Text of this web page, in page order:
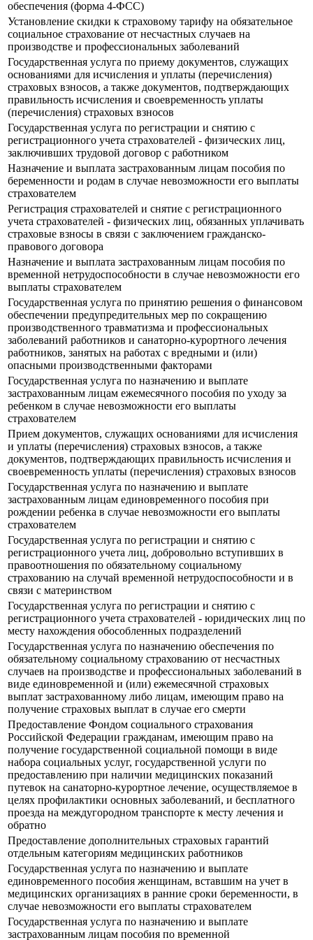
обеспечения (форма 4-ФСС)
Установление скидки к страховому тарифу на обязательное
социальное страхование от несчастных случаев на
производстве и профессиональных заболеваний
Государственная услуга по приему документов, служащих
основаниями для исчисления и уплаты (перечисления)
страховых взносов, а также документов, подтверждающих
правильность исчисления и своевременность уплаты
(перечисления) страховых взносов
Государственная услуга по регистрации и снятию с
регистрационного учета страхователей - физических лиц,
заключивших трудовой договор с работником
Назначение и выплата застрахованным лицам пособия по
беременности и родам в случае невозможности его выплаты
страхователем
Регистрация страхователей и снятие с регистрационного
учета страхователей - физических лиц, обязанных уплачивать
страховые взносы в связи с заключением гражданско-
правового договора
Назначение и выплата застрахованным лицам пособия по
временной нетрудоспособности в случае невозможности его
выплаты страхователем
Государственная услуга по принятию решения о финансовом
обеспечении предупредительных мер по сокращению
производственного травматизма и профессиональных
заболеваний работников и санаторно-курортного лечения
работников, занятых на работах с вредными и (или)
опасными производственными факторами
Государственная услуга по назначению и выплате
застрахованным лицам ежемесячного пособия по уходу за
ребенком в случае невозможности его выплаты
страхователем
Прием документов, служащих основаниями для исчисления
и уплаты (перечисления) страховых взносов, а также
документов, подтверждающих правильность исчисления и
своевременность уплаты (перечисления) страховых взносов
Государственная услуга по назначению и выплате
застрахованным лицам единовременного пособия при
рождении ребенка в случае невозможности его выплаты
страхователем
Государственная услуга по регистрации и снятию с
регистрационного учета лиц, добровольно вступивших в
правоотношения по обязательному социальному
страхованию на случай временной нетрудоспособности и в
связи с материнством
Государственная услуга по регистрации и снятию с
регистрационного учета страхователей - юридических лиц по
месту нахождения обособленных подразделений
Государственная услуга по назначению обеспечения по
обязательному социальному страхованию от несчастных
случаев на производстве и профессиональных заболеваний в
виде единовременной и (или) ежемесячной страховых
выплат застрахованному либо лицам, имеющим право на
получение страховых выплат в случае его смерти
Предоставление Фондом социального страхования
Российской Федерации гражданам, имеющим право на
получение государственной социальной помощи в виде
набора социальных услуг, государственной услуги по
предоставлению при наличии медицинских показаний
путевок на санаторно-курортное лечение, осуществляемое в
целях профилактики основных заболеваний, и бесплатного
проезда на междугородном транспорте к месту лечения и
обратно
Предоставление дополнительных страховых гарантий
отдельным категориям медицинских работников
Государственная услуга по назначению и выплате
единовременного пособия женщинам, вставшим на учет в
медицинских организациях в ранние сроки беременности, в
случае невозможности его выплаты страхователем
Государственная услуга по назначению и выплате
застрахованным лицам пособия по временной